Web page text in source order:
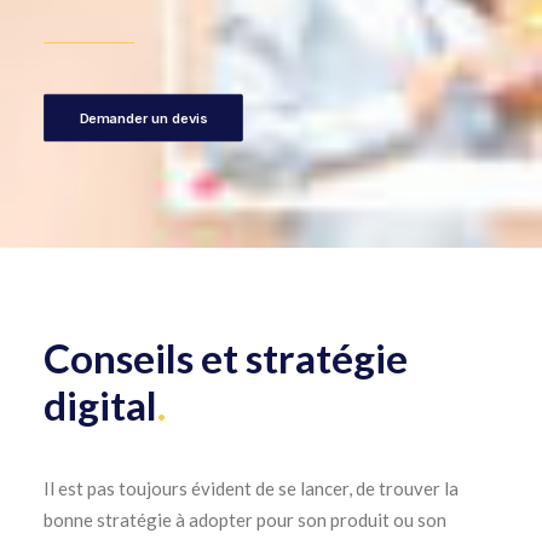
Demander un devis
Conseils et stratégie
digital.
Il est pas toujours évident de se lancer, de trouver la
bonne stratégie à adopter pour son produit ou son